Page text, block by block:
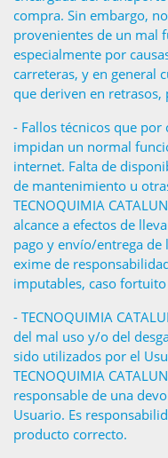
compra. Sin embargo,
provenientes de un mal
especialmente por
carreteras, y en general
que deriven en
- Fallos técnicos que
impidan un normal
internet. Falta de
de mantenimiento u
TECNOQUIMIA
alcance a efectos de
pago y envío/entrega
exime de
imputables, caso
- TECNOQUIMIA
del mal uso y/o del
sido utilizados por el
TECNOQUIMIA
responsable de una
Usuario. Es
producto correcto.